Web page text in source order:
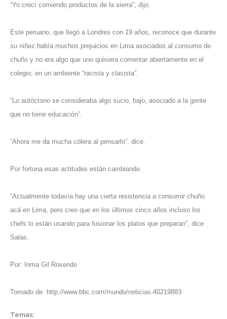
“Yo crecí comiendo productos de la sierra”, dijo.
Este peruano, que llegó a Londres con 19 años, reconoce que durante
su niñez había muchos prejuicios en Lima asociados al consumo de
chuño y no era algo que uno quisiera comentar abiertamente en el
colegio, en un ambiente “racista y clasista”.
“Lo autóctono se consideraba algo sucio, bajo, asociado a la gente
que no tiene educación”.
“Ahora me da mucha cólera al pensarlo”, dice.
Por fortuna esas actitudes están cambiando.
“Actualmente todavía hay una cierta resistencia a consumir chuño
acá en Lima, pero creo que en los últimos cinco años incluso los
chefs lo están usando para fusionar los platos que preparan”, dice
Salas.
Por: Inma Gil Rosendo
Tomado de: http://www.bbc.com/mundo/noticias-40219883
Temas: